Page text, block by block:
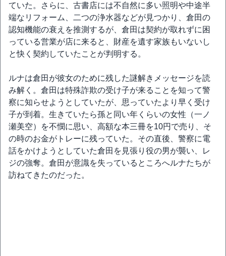
ていた。さらに、古書店には不自然に多い照明や中途半
端なリフォーム、二つの浄水器などが見つかり、倉田の
認知機能の衰えを推測するが、倉田は契約が取れずに困
っている営業が店に来ると、財産を遺す家族もいないし
と快く契約していたことが判明する。
ルナは倉田が彼女のために残した謎解きメッセージを読
み解く。倉田は特殊詐欺の受け子が来ることを知って警
察に知らせようとしていたが、思っていたより早く受け
子が到着。生きていたら孫と同い年くらいの女性（一ノ
瀬美空）を不憫に思い、高額な本三冊を10円で売り、そ
の時のお金がトレーに残っていた。その直後、警察に電
話をかけようとしていた倉田を見張り役の男が襲い、レ
ジの強奪。倉田が意識を失っているところへルナたちが
訪ねてきたのだった。